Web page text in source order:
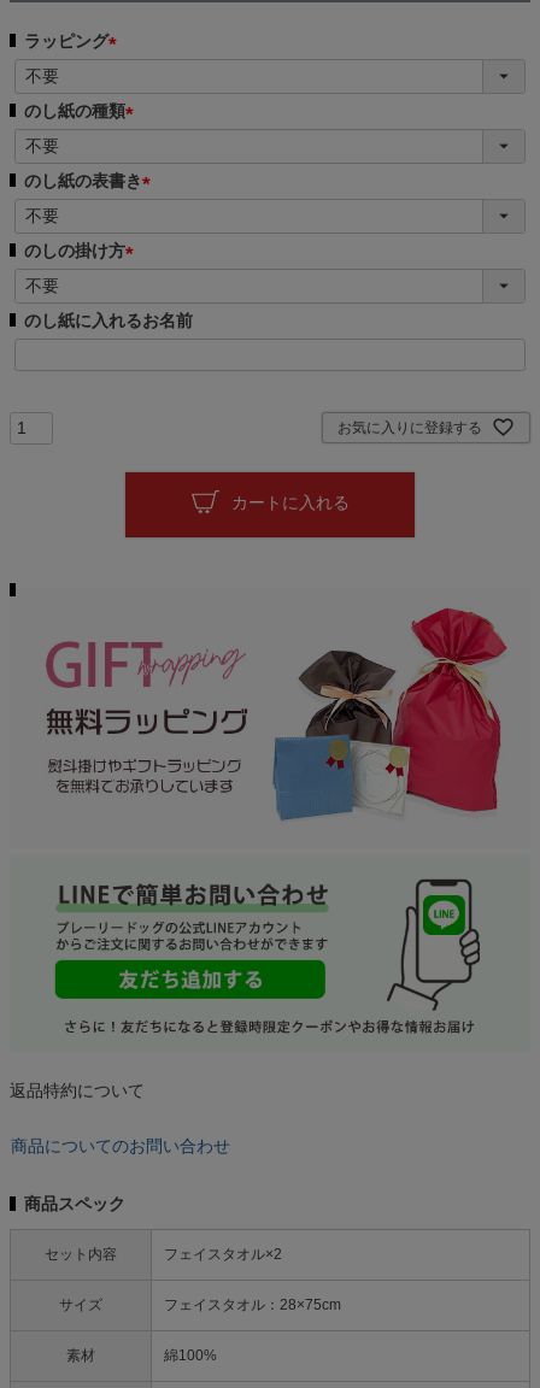
ラッピング
必
須
のし紙の種類
必
須
のし紙の表書き
必
のしの掛け方
必
須
のし紙に入れるお名前
お気に入りに登録する
カートに入れる
返品特約について
商品についてのお問い合わせ
商品スペック
セット内容 フェイスタオル×2
サイズ フェイスタオル：28×75cm
素材 綿100%